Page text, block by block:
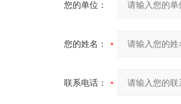
您的单位：
您的姓名：
联系电话：